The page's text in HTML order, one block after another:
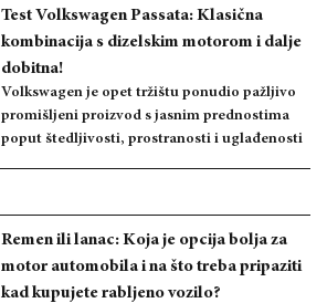
Test Volkswagen Passata: Klasična
kombinacija s dizelskim motorom i dalje
dobitna!
Volkswagen je opet tržištu ponudio pažljivo
promišljeni proizvod s jasnim prednostima
poput štedljivosti, prostranosti i uglađenosti
Remen ili lanac: Koja je opcija bolja za
motor automobila i na što treba pripaziti
kad kupujete rabljeno vozilo?